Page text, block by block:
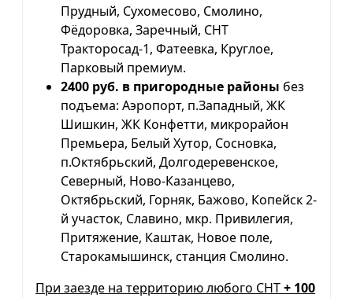
Прудный, Сухомесово, Смолино,
Фёдоровка, Заречный, СНТ
Тракторосад-1, Фатеевка, Круглое,
Парковый премиум.
2400 руб. в пригородные районы без
подъема: Аэропорт, п.Западный, ЖК
Шишкин, ЖК Конфетти, микрорайон
Премьера, Белый Хутор, Сосновка,
п.Октябрьский, Долгодеревенское,
Северный, Ново-Казанцево,
Октябрьский, Горняк, Бажово, Копейск 2-
й участок, Славино, мкр. Привилегия,
Притяжение, Каштак, Новое поле,
Старокамышинск, станция Смолино.
При заезде на территорию любого СНТ+ 100